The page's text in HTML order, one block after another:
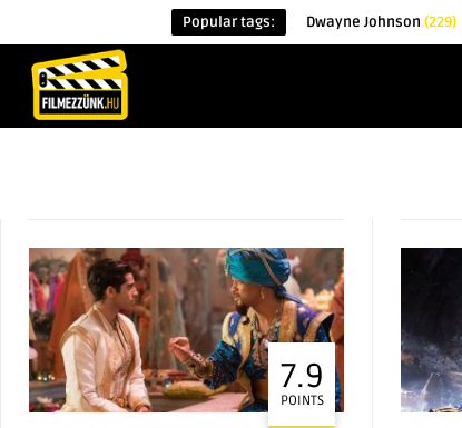
Popular tags: Dwayne Johnson (229)
7.9
POINTS